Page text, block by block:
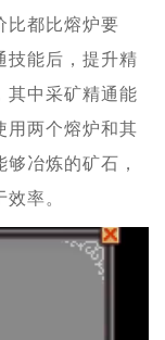
比都比熔炉要
技能后，提升精
其中采矿精通能
用两个熔炉和其
冶炼的矿石，
率。